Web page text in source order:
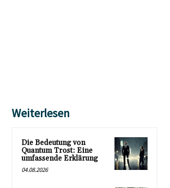
Weiterlesen
Die Bedeutung von
Quantum Trost: Eine
umfassende Erklärung
04.08.2026